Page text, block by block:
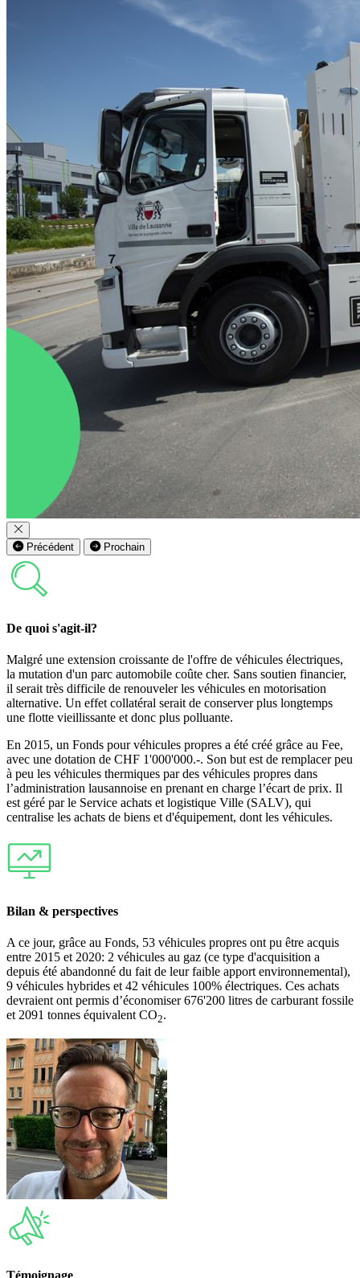
Précédent Prochain
De quoi s'agit-il?
Malgré une extension croissante de l'offre de véhicules électriques,
la mutation d'un parc automobile coûte cher. Sans soutien financier,
il serait très difficile de renouveler les véhicules en motorisation
alternative. Un effet collatéral serait de conserver plus longtemps
une flotte vieillissante et donc plus polluante.
En 2015, un Fonds pour véhicules propres a été créé grâce au Fee,
avec une dotation de CHF 1'000'000.-. Son but est de remplacer peu
à peu les véhicules thermiques par des véhicules propres dans
l’administration lausannoise en prenant en charge l’écart de prix. Il
est géré par le Service achats et logistique Ville (SALV), qui
centralise les achats de biens et d'équipement, dont les véhicules.
Bilan & perspectives
A ce jour, grâce au Fonds, 53 véhicules propres ont pu être acquis
entre 2015 et 2020: 2 véhicules au gaz (ce type d'acquisition a
depuis été abandonné du fait de leur faible apport environnemental),
9 véhicules hybrides et 42 véhicules 100% électriques. Ces achats
devraient ont permis d’économiser 676'200 litres de carburant fossile
et 2091 tonnes équivalent CO2.